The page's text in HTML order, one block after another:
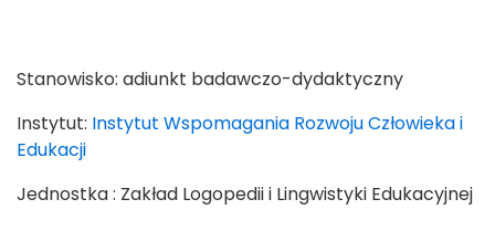
Stanowisko: adiunkt badawczo-dydaktyczny
Instytut: Instytut Wspomagania Rozwoju Człowieka i
Edukacji
Jednostka : Zakład Logopedii i Lingwistyki Edukacyjnej